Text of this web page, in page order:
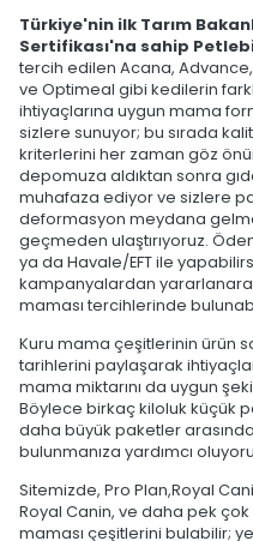
Türkiye'nin ilk Tarım
Sertifikası'na sahip
tercih edilen Acana,
ve Optimeal gibi kedilerin
ihtiyaçlarına uygun mama
sizlere sunuyor; bu sırada
kriterlerini her zaman göz
depomuza aldıktan sonra
muhafaza ediyor ve sizlere
deformasyon meydana
geçmeden ulaştırıyoruz.
ya da Havale/EFT ile
kampanyalardan
maması tercihlerinde
Kuru mama çeşitlerinin ürün
tarihlerini paylaşarak
mama miktarını da uygun
Böylece birkaç kiloluk küçük
daha büyük paketler
bulunmanıza yardımcı
Sitemizde, Pro Plan,Royal
Royal Canin, ve daha pek çok
maması çeşitlerini bulabilir;